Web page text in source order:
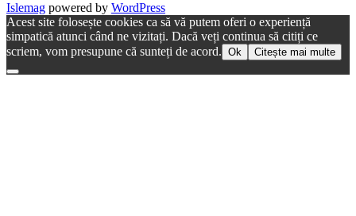
Islemag powered by WordPress
Acest site folosește cookies ca să vă putem oferi o experiență
simpatică atunci când ne vizitați. Dacă veți continua să citiți ce
scriem, vom presupune că sunteți de acord. Ok Citește mai multe